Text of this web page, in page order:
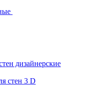
дизайнерские
стен 3 D